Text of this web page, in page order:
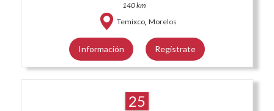
140 km
Temixco, Morelos
Información Regístrate
25